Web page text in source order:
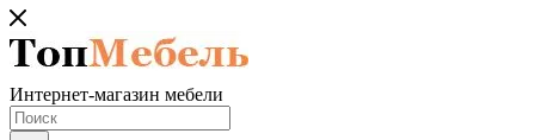
Интернет-магазин мебели